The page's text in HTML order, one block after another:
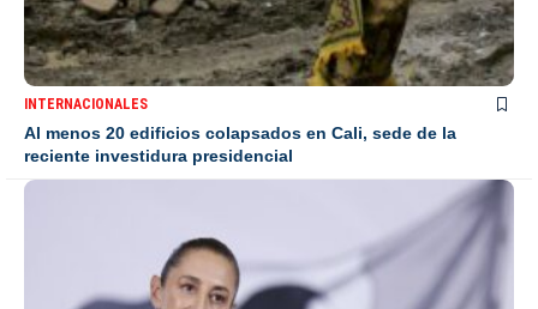
INTERNACIONALES
Al menos 20 edificios colapsados en Cali, sede de la
reciente investidura presidencial